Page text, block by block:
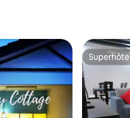
16 commentaires : 5 sur 5
Superhôte
Superhôte